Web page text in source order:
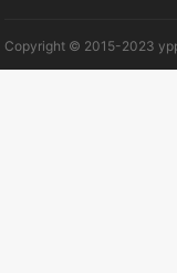
Copyright © 2015-2023